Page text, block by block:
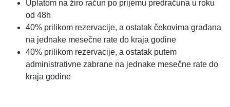
Uplatom na žiro račun po prijemu predračuna u roku
od 48h
40% prilikom rezervacije, a ostatak čekovima građana
na jednake mesečne rate do kraja godine
40% prilikom rezervacije, a ostatak putem
administrativne zabrane na jednake mesečne rate do
kraja godine